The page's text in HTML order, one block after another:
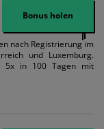
Bonus holen
nach Registrierung im
und Luxemburg.
5x in 100 Tagen mit
Lizenziert; Hilfe bei